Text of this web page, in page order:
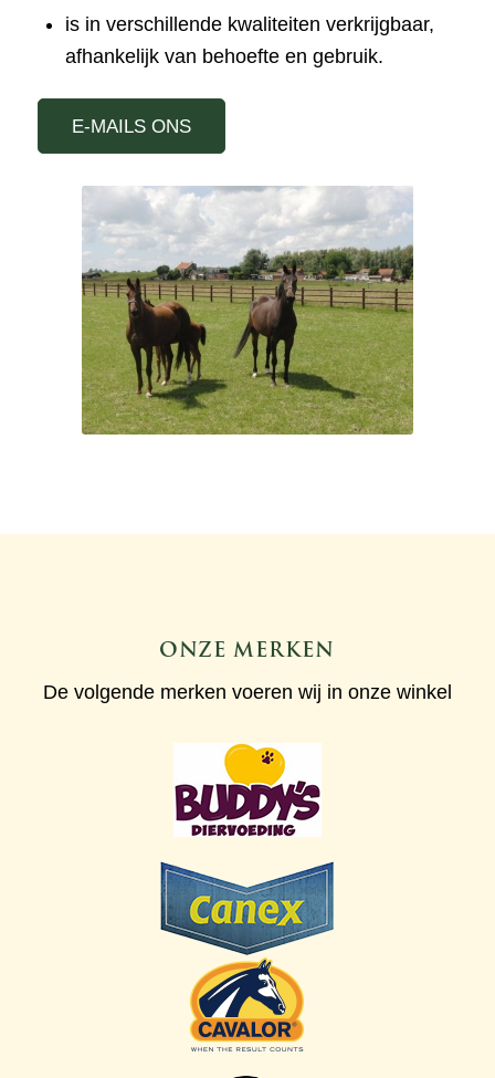
is in verschillende kwaliteiten verkrijgbaar,
afhankelijk van behoefte en gebruik.
E-MAILS ONS
ONZE MERKEN
De volgende merken voeren wij in onze winkel